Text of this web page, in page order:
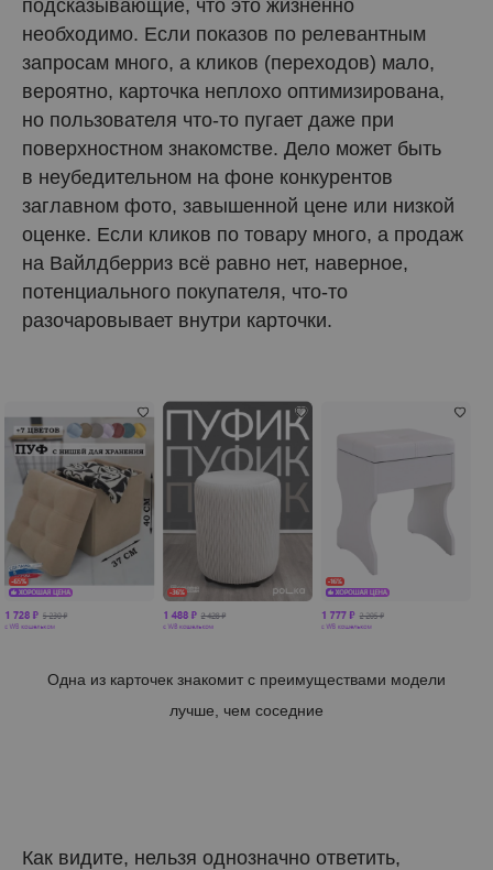
подсказывающие, что это жизненно
необходимо. Если показов по релевантным
запросам много, а кликов (переходов) мало,
вероятно, карточка неплохо оптимизирована,
но пользователя что-то пугает даже при
поверхностном знакомстве. Дело может быть
в неубедительном на фоне конкурентов
заглавном фото, завышенной цене или низкой
оценке. Если кликов по товару много, а продаж
на Вайлдберриз всё равно нет, наверное,
потенциального покупателя, что-то
разочаровывает внутри карточки.
Одна из карточек знакомит с преимуществами модели
лучше, чем соседние
Как видите, нельзя однозначно ответить,